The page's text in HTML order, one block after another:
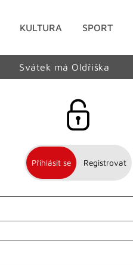
KULTURA SPORT
Svátek má Oldřiška
Přihlásit se Registrovat